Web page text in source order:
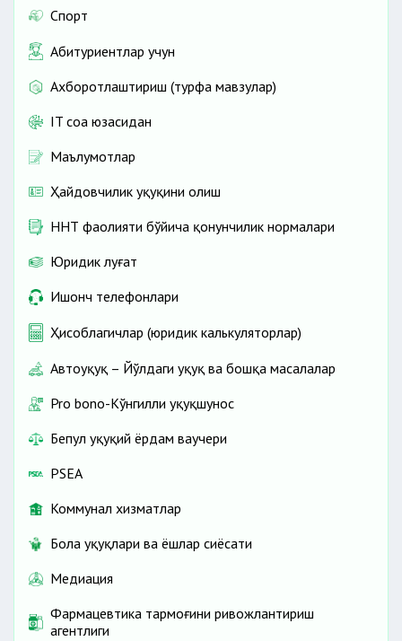
Спорт
Абитуриентлар учун
Ахборотлаштириш (турфа мавзулар)
IT соҳа юзасидан
Маълумотлар
Ҳайдовчилик ҳуқуқини олиш
ННТ фаолияти бўйича қонунчилик нормалари
Юридик луғат
Ишонч телефонлари
Ҳисоблагичлар (юридик калькуляторлар)
Автоҳуқуқ – Йўлдаги ҳуқуқ ва бошқа масалалар
Pro bono-Кўнгилли ҳуқуқшунос
Бепул ҳуқуқий ёрдам ваучери
PSEA
Коммунал хизматлар
Бола ҳуқуқлари ва ёшлар сиёсати
Медиация
Фармацевтика тармоғини ривожлантириш
агентлиги